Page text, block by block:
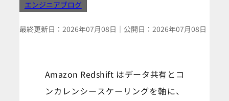
エンジニアブログ
最終更新日： 2026年07月08日 ｜ 公開日： 2026年07月08日
Amazon Redshift はデータ共有とコ
ンカレンシースケーリングを軸に、